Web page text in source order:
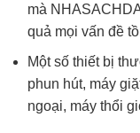
mà
quả mọi vấn đề
Một số thiết bị
phun hút, máy
ngoại, máy thổi